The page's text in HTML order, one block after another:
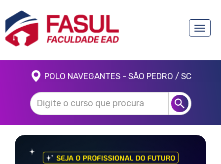
Toggle
POLO NAVEGANTES - SÃO PEDRO / SC